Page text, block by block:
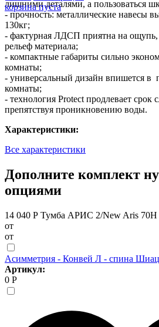
корзина пуста
лишними деталями, а пользоваться
- прочность: металлические навесы
130кг;
- фактурная ЛДСП приятна на
рельеф материала;
- компактные габариты сильно
комнаты;
- универсальный дизайн впишется в
комнаты;
- технология Protect продлевает срок
препятствуя проникновению воды.
Характеристики:
Все характеристики
Дополните комплект
опциями
14 040 Р Тумба АРИС 2/New Aris 70Н
от
от
Асимметрия - Конвей Л - спина
Артикул:
0 Р